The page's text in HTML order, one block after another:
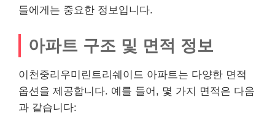
들에게는 중요한 정보입니다.
아파트 구조 및 면적 정보
이천중리우미린트리쉐이드 아파트는 다양한 면적
옵션을 제공합니다. 예를 들어, 몇 가지 면적은 다음
과 같습니다: